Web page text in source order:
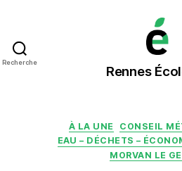
Recherche
Rennes
À LA UNE
CONSEIL
EAU – DÉCHETS –
MORVAN LE